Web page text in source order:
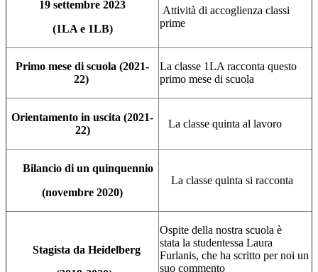
19 settembre 2023
(1LA e 1LB)
Attività di accoglienza classi
prime
Primo mese di scuola (2021-
22)
La classe 1LA racconta questo
primo mese di scuola
Orientamento in uscita (2021-
22)
La classe quinta al lavoro
Bilancio di un quinquennio
(novembre 2020)
La classe quinta si racconta
Stagista da Heidelberg
Ospite della nostra scuola è
stata la studentessa Laura
Furlanis, che ha scritto per noi un
suo commento